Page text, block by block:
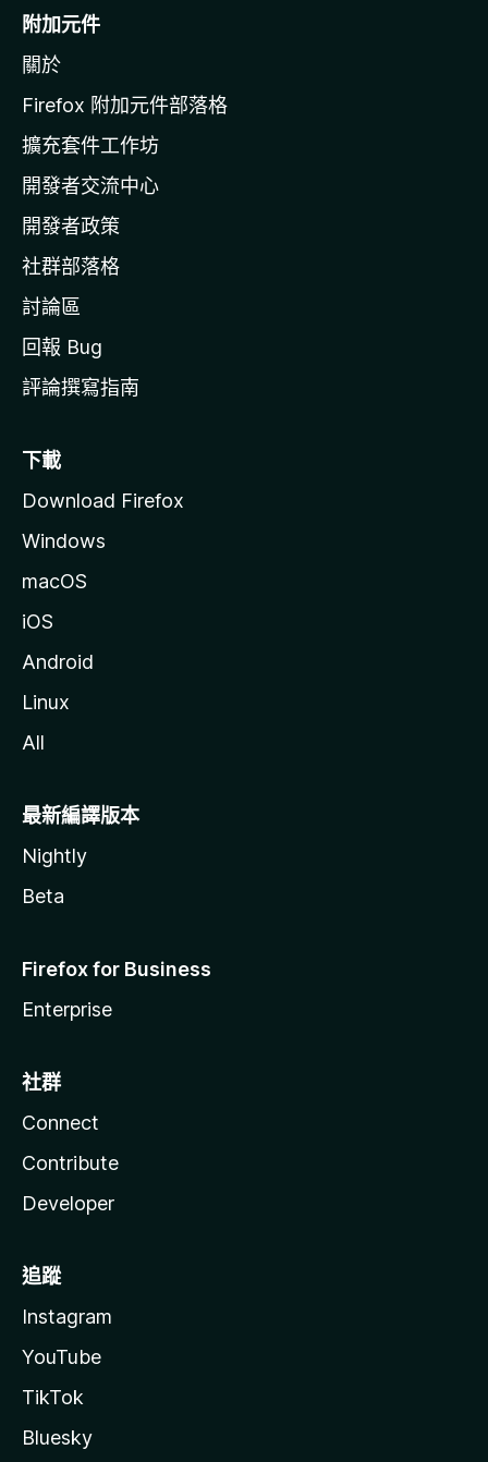
o
i
l
a
官
網
附加元件
關於
Firefox 附加元件部落格
擴充套件工作坊
開發者交流中心
開發者政策
社群部落格
討論區
回報 Bug
評論撰寫指南
下載
Download Firefox
Windows
macOS
iOS
Android
Linux
All
最新編譯版本
Nightly
Beta
Firefox for Business
Enterprise
社群
Connect
Contribute
Developer
追蹤
Instagram
YouTube
TikTok
Bluesky